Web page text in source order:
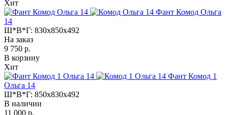
Хит
Фант Комод Ольга
14
Ш*В*Г: 830x850x492
На заказ
9 750 р.
В корзину
Хит
Фант Комод 1
Ольга 14
Ш*В*Г: 850x830x492
В наличии
11 000 р.